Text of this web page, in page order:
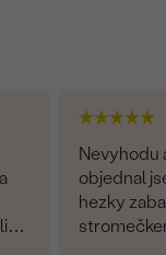
Nevyhodu
objednal
hezky